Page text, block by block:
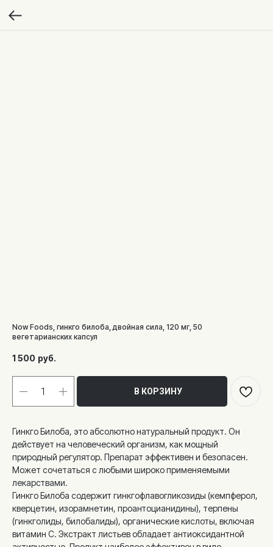
Now Foods, гинкго билоба, двойная сила, 120 мг, 50
вегетарианских капсул
1 500 руб.
В КОРЗИНУ
Гинкго Билоба, это абсолютно натуральный продукт. Он
действует на человеческий организм, как мощный
природный регулятор. Препарат эффективен и безопасен.
Может сочетаться с любыми широко применяемыми
лекарствами.
Гинкго Билоба содержит гинкгофлавогликозиды (кемпферол,
кверцетин, изорамнетин, проантоцианидины), терпены
(гинкголиды, билобалиды), органические кислоты, включая
витамин С. Экстракт листьев обладает антиоксидантной